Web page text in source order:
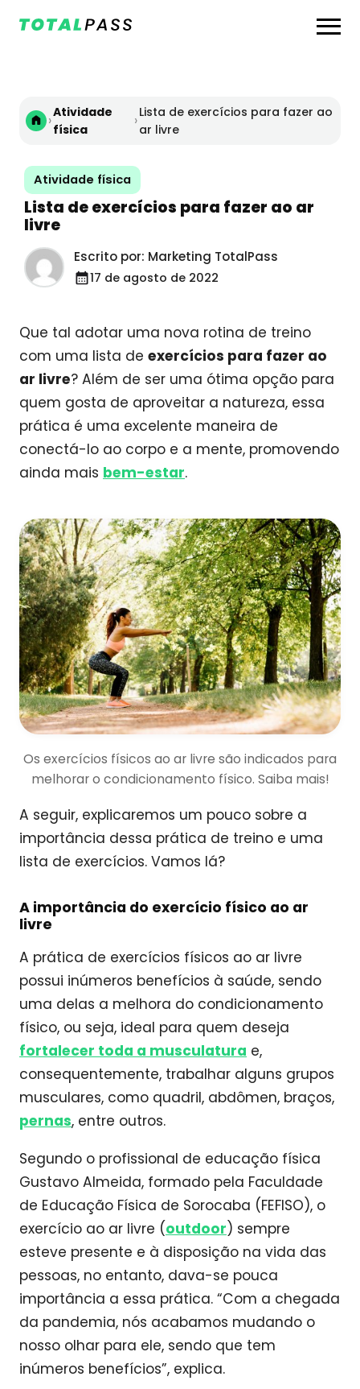
›Atividade
física
›Lista de exercícios para fazer ao
ar livre
Atividade física
Lista de exercícios para fazer ao ar
livre
Escrito por: Marketing TotalPass
17 de agosto de 2022
Que tal adotar uma nova rotina de treino
com uma lista de exercícios para fazer ao
ar livre? Além de ser uma ótima opção para
quem gosta de aproveitar a natureza, essa
prática é uma excelente maneira de
conectá-lo ao corpo e a mente, promovendo
ainda mais bem-estar.
Os exercícios físicos ao ar livre são indicados para
melhorar o condicionamento físico. Saiba mais!
A seguir, explicaremos um pouco sobre a
importância dessa prática de treino e uma
lista de exercícios. Vamos lá?
A importância do exercício físico ao ar
livre
A prática de exercícios físicos ao ar livre
possui inúmeros benefícios à saúde, sendo
uma delas a melhora do condicionamento
físico, ou seja, ideal para quem deseja
fortalecer toda a musculatura e,
consequentemente, trabalhar alguns grupos
musculares, como quadril, abdômen, braços,
pernas, entre outros.
Segundo o profissional de educação física
Gustavo Almeida, formado pela Faculdade
de Educação Física de Sorocaba (FEFISO), o
exercício ao ar livre (outdoor) sempre
esteve presente e à disposição na vida das
pessoas, no entanto, dava-se pouca
importância a essa prática. “Com a chegada
da pandemia, nós acabamos mudando o
nosso olhar para ele, sendo que tem
inúmeros benefícios”, explica.